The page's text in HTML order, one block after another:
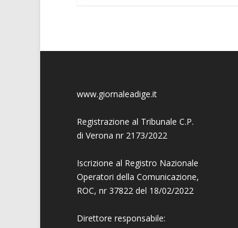
www.giornaleadige.it
Registrazione al Tribunale C.P.
di Verona nr 2173/2022
Iscrizione al Registro Nazionale
Operatori della Comunicazione,
ROC, nr 37822 del 18/02/2022
Direttore responsabile: